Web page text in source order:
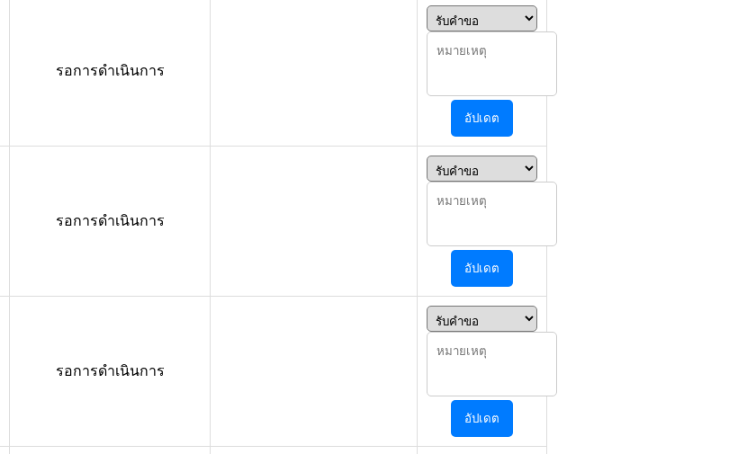
รอการดำเนินการ
อัปเดต
รอการดำเนินการ
อัปเดต
รอการดำเนินการ
อัปเดต